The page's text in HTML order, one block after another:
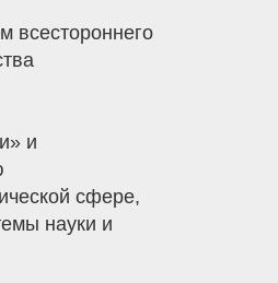
всестороннего
и
сфере,
науки и